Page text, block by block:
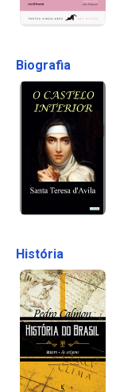
Biografia
História